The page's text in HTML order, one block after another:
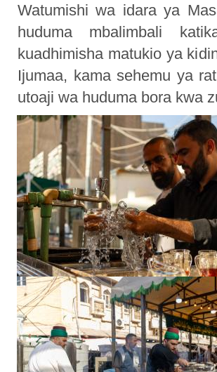
Watumishi wa idara ya
huduma mbalimbali
kuadhimisha matukio ya
Ijumaa, kama sehemu ya
utoaji wa huduma bora kwa